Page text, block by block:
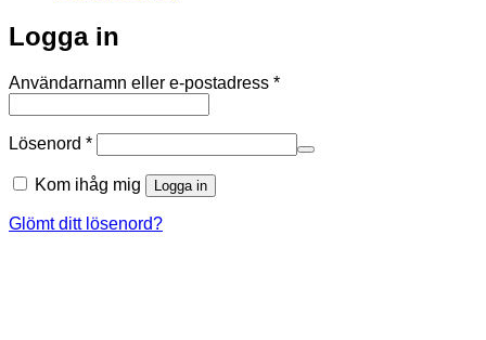
Logga in
Användarnamn eller e-postadress *Obligatoriskt
Lösenord *Obligatoriskt
Kom ihåg mig Logga in
Glömt ditt lösenord?